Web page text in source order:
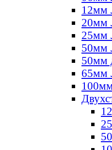
12мм
20мм
25мм
50мм
50мм
65мм